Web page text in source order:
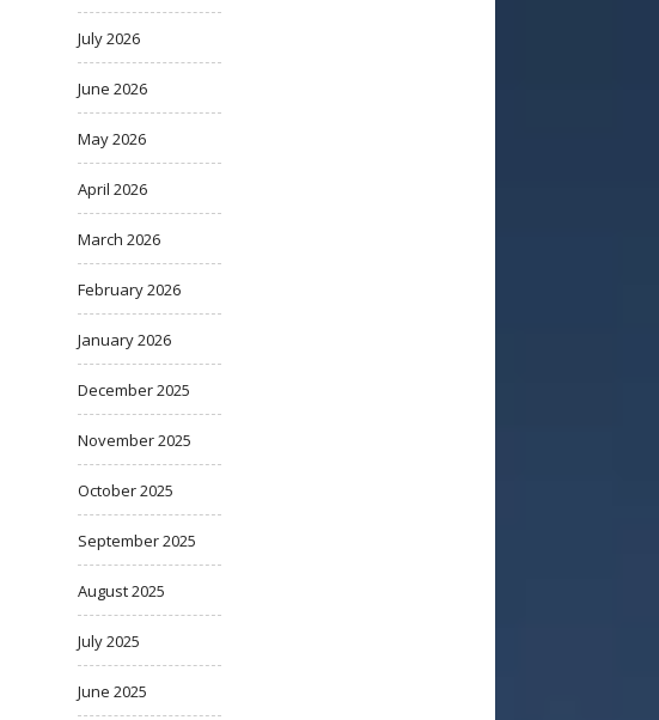
July 2026
June 2026
May 2026
April 2026
March 2026
February 2026
January 2026
December 2025
November 2025
October 2025
September 2025
August 2025
July 2025
June 2025